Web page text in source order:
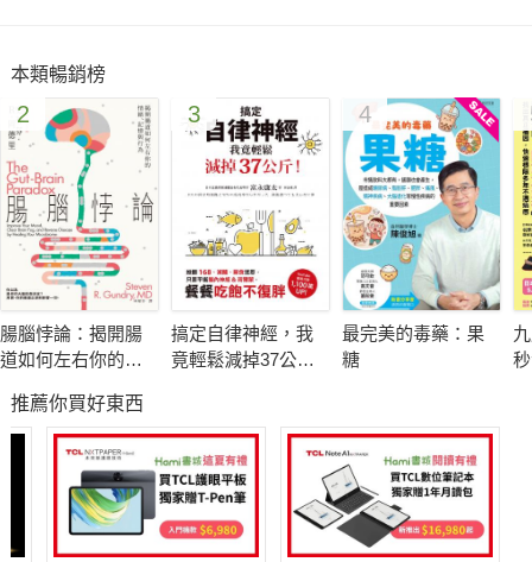
病，打造不吃藥最健康的超強抗病體質！
飲食篇：透過不同年齡層及機能，告訴我們該怎麼藉由飲食活得
健康。
生活篇：藉由生活中的小處、優良習慣，讓自己透過睡眠、泡澡
等方式，消滅疲累，獲得健康。
運動篇：運動其實很簡單，在家、辦公室，甚至連做家事時，都
可以運動，請擺脫懶惰，跟著王康裕動起來。
處方篇：小感冒和小病痛其實可以不用看醫生或吃藥，透過本章
地雷篇：許多NG的小習慣，可能會大大影響你我的健康，請遠
離這些可怕的地雷，健康才會與你同在。
私房篇：透過王老師的生活五大秘訣、Tanita 六合一體組成計，
以及好吃又健康的OEC蔥蒜油食譜，讓你輕鬆打造無病體質。
本類暢銷榜
2
腸腦悖論：揭開腸
道如何左右你的情
3
搞定自律神經，我
竟輕鬆減掉37公
要平衡腦內神經&荷
爾蒙，餐餐吃飽不
復胖
4
最完美的毒藥：果
糖
推薦你買好東西